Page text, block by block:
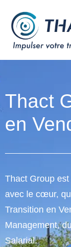
Thact
en
Thact Group
avec le cœur,
Transition en
Management,
Salarial.